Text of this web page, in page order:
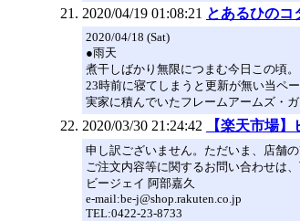
2020/04/19 01:08:21 とあるひのコ
2020/04/18 (Sat)
●雨天
煮干しばかり無限につまむ今日この頃。
23時前に寝てしまうと更新が無い当ペ
実家に積んでいたフレームアームズ・
2020/03/30 21:24:42 【楽天市場
申し訳ございません。ただいま、店舗
ご注文内容等に関するお問い合わせは
ビージェイ 阿部嘉久
e-mail:be-j@shop.rakuten.co.jp
TEL:0422-23-8733